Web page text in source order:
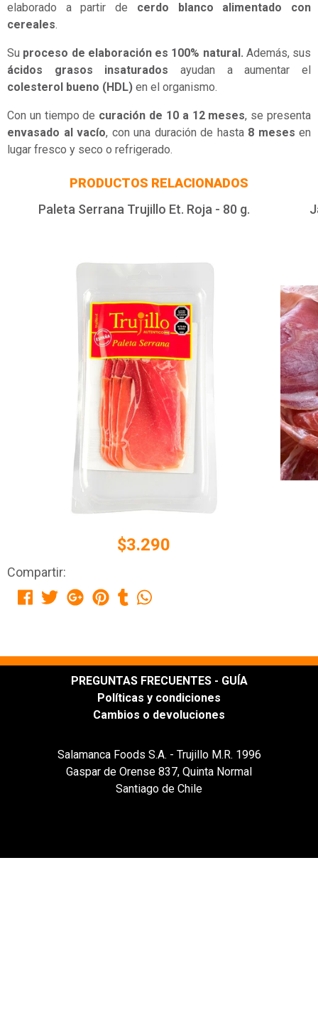
elaborado a partir de cerdo blanco alimentado con
cereales.
Su proceso de elaboración es 100% natural. Además, sus
ácidos grasos insaturados ayudan a aumentar el
colesterol bueno (HDL) en el organismo.
Con un tiempo de curación de 10 a 12 meses, se presenta
envasado al vacío, con una duración de hasta 8 meses en
lugar fresco y seco o refrigerado.
PRODUCTOS RELACIONADOS
Paleta Serrana Trujillo Et. Roja - 80 g.
$3.290
Compartir:
PREGUNTAS FRECUENTES - GUÍA
Políticas y condiciones
Cambios o devoluciones
Salamanca Foods S.A. - Trujillo M.R. 1996
Gaspar de Orense 837, Quinta Normal
Santiago de Chile